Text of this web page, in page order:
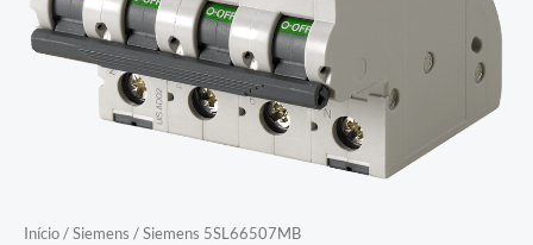
Início/Siemens / Siemens 5SL66507MB